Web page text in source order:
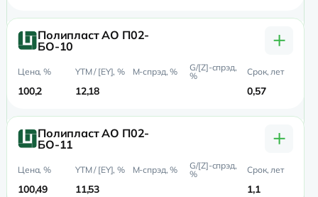
Полипласт АО П02-
БО-10
+
100,2 12,18 0,57
Полипласт АО П02-
БО-11
+
100,49 11,53 1,1